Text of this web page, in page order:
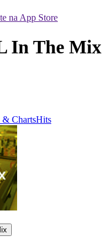
na App Store
& ChartsHits